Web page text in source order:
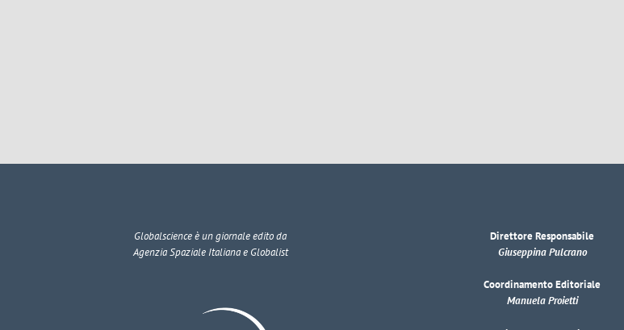
Globalscienceè un giornale edito da
Agenzia Spaziale Italiana e Globalist
Direttore Responsabile
Giuseppina Pulcrano
Coordinamento Editoriale
Manuela Proietti